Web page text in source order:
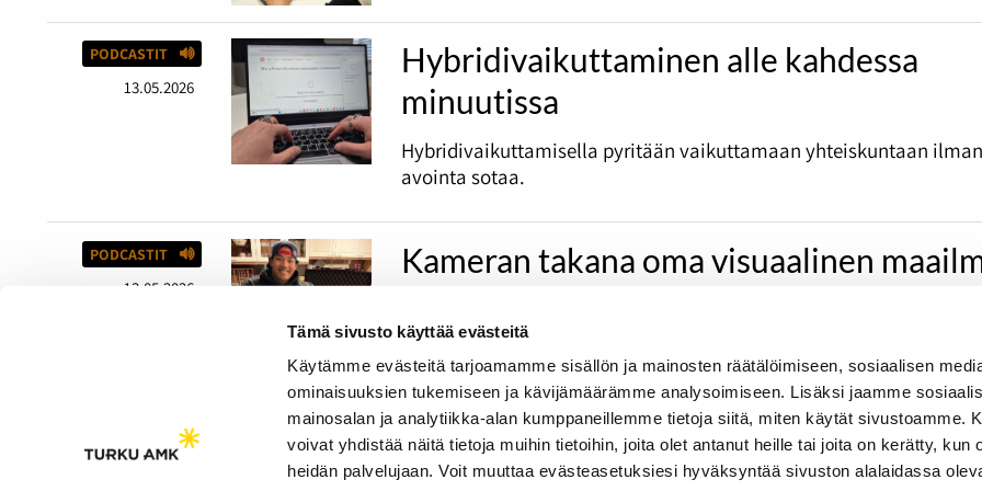
Tämä sivusto käyttää evästeitä
Käytämme evästeitä tarjoamamme sisällön ja mainosten räätälöimiseen, sosiaalisen
ominaisuuksien tukemiseen ja kävijämäärämme analysoimiseen. Lisäksi jaamme
mainosalan ja analytiikka-alan kumppaneillemme tietoja siitä, miten käytät sivustoamme.
voivat yhdistää näitä tietoja muihin tietoihin, joita olet antanut heille tai joita on kerätty, kun
heidän palvelujaan. Voit muuttaa evästeasetuksiesi hyväksyntää sivuston alalaidassa
PODCASTIT
13.05.2026
Hybridivaikuttaminen alle kahdessa
minuutissa
Hybridivaikuttamisella pyritään vaikuttamaan yhteiskuntaan ilman
avointa sotaa.
PODCASTIT
13.05.2026
Kameran takana oma visuaalinen
harrastajasta yrittäjäksi. Mutta missä kulkee inspiraation ja
luovalla alalla?